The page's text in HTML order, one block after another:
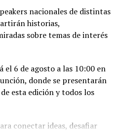
nacionales de distintas
historias,
sobre temas de interés
6 de agosto a las 10:00 en
donde se presentarán
esta edición y todos los
conectar ideas, desafiar